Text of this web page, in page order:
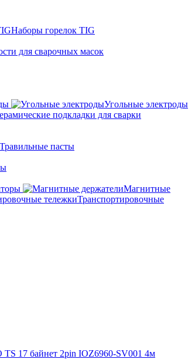
Наборы горелок TIG
для сварочных масок
Угольные электроды
подкладки для сварки
Травильные пасты
Магнитные
Транспортировочные